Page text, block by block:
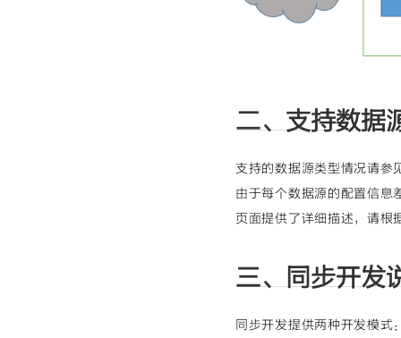
二、支持数据
支持的数据源类型情况请参
由于每个数据源的配置信息
页面提供了详细描述，请根
三、同步开发
同步开发提供两种开发模式